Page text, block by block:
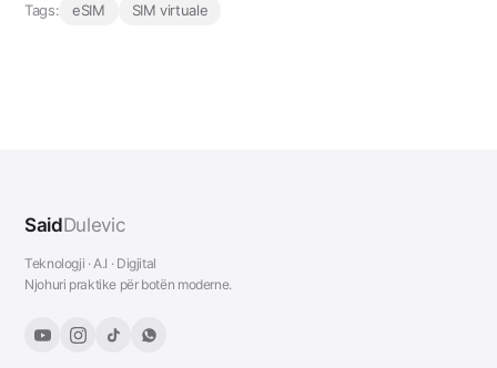
Tags: eSIM SIM virtuale
SaidDulevic
Teknologji · A.I · Digjital
Njohuri praktike për botën moderne.